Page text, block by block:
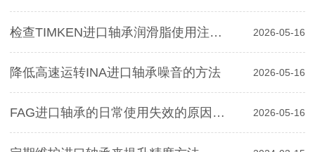
检查TIMKEN进口轴承润滑脂使用注意事项 2026-05-16
降低高速运转INA进口轴承噪音的方法 2026-05-16
FAG进口轴承的日常使用失效的原因分析 2026-05-16